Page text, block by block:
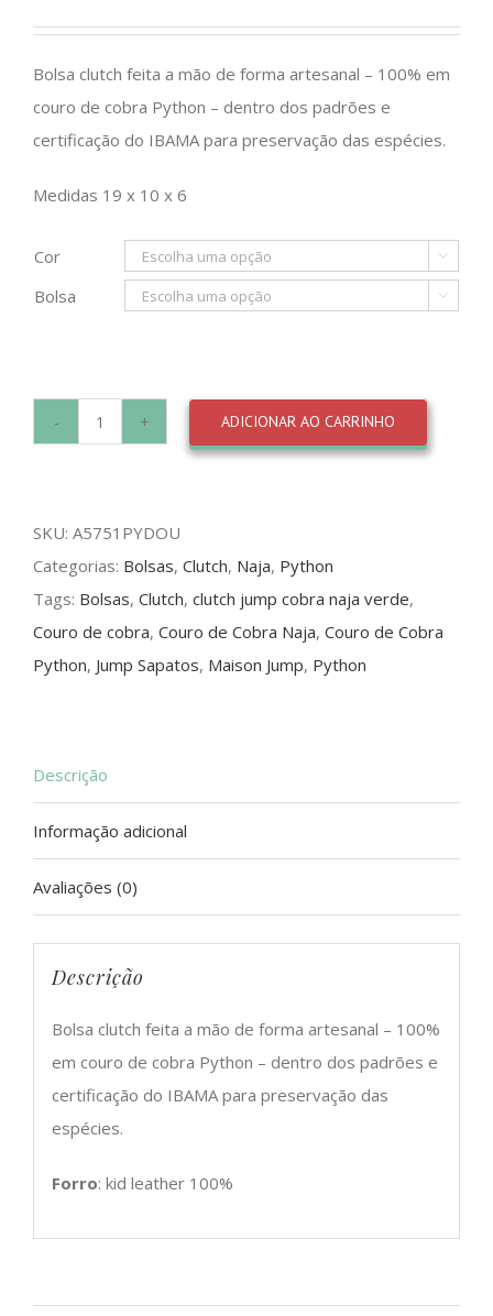
Bolsa clutch feita a mão de forma artesanal – 100% em
couro de cobra Python – dentro dos padrões e
certificação do IBAMA para preservação das espécies.
Medidas 19 x 10 x 6
Cor 
Bolsa 
DOU
quantidade
ADICIONAR AO CARRINHO
SKU: A5751PYDOU
Categorias: Bolsas, Clutch, Naja, Python
Tags: Bolsas, Clutch, clutch jump cobra naja verde,
Couro de cobra, Couro de Cobra Naja, Couro de Cobra
Python, Jump Sapatos, Maison Jump, Python
Descrição
Informação adicional
Avaliações (0)
Descrição
Bolsa clutch feita a mão de forma artesanal – 100%
em couro de cobra Python – dentro dos padrões e
certificação do IBAMA para preservação das
espécies.
Forro: kid leather 100%